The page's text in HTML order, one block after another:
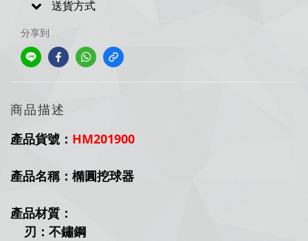
送貨方式
分享到
商品描述
產品貨號： HM201900
產品名稱：橢圓挖球器
產品材質：
刃：不鏽鋼